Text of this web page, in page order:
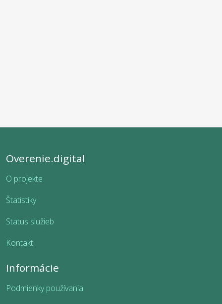
Overenie.digital
O projekte
Štatistiky
Status služieb
Kontakt
Informácie
Podmienky používania